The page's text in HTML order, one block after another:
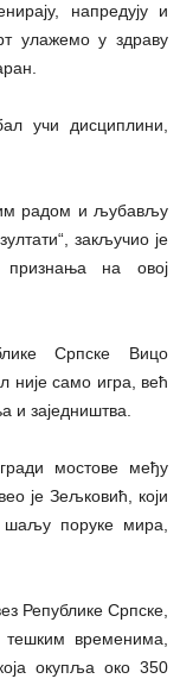
напредују и
улажемо у здраву
учи дисциплини,
радом и љубављу
закључио је
на овој
Српске Вицо
није само игра, већ
и заједништва.
мостове међу
је Зељковић, који
шаљу поруке мира,
Републике Српске,
тешким временима,
окупља око 350